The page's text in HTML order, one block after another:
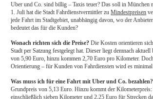
Uber und Co. sind billig – Taxis teuer? Das soll in München
1. Juli hat die Stadt Fahrdienstvermittler zuMindestpreisen
jede Fahrt im Stadtgebiet, unabhängig davon, wo der
bedeutet das für die Kunden?
Wonach richten sich die Preise? Die Kosten orientieren
Stadt per Satzung festgelegt hat. Dieser liegt demnach
von 5,90 Euro, hinzu kommen 2,70 Euro pro Kilometer.
Orientierung – für Kunden von Fahrdiensten wird es
Was muss ich für eine Fahrt mit Uber und Co. bezahlen?
Grundpreis von 5,13 Euro. Hinzu kommt der
einschließlich sieben Kilometer und 2,25 Euro für Strecken